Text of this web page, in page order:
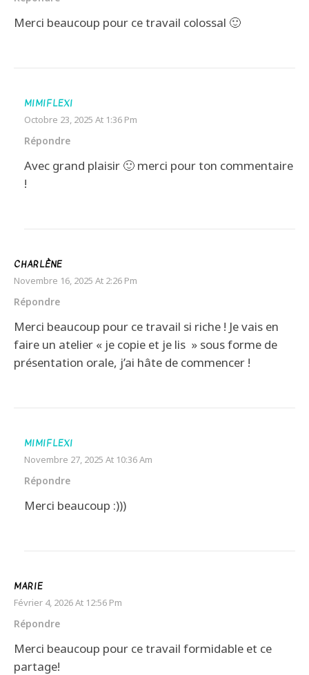
Merci beaucoup pour ce travail colossal 🙂
MIMIFLEXI
Octobre 23, 2025 At 1:36 Pm
Répondre
Avec grand plaisir 🙂 merci pour ton commentaire
!
CHARLÈNE
Novembre 16, 2025 At 2:26 Pm
Répondre
Merci beaucoup pour ce travail si riche ! Je vais en
faire un atelier « je copie et je lis » sous forme de
présentation orale, j’ai hâte de commencer !
MIMIFLEXI
Novembre 27, 2025 At 10:36 Am
Répondre
Merci beaucoup :)))
MARIE
Février 4, 2026 At 12:56 Pm
Répondre
Merci beaucoup pour ce travail formidable et ce
partage!